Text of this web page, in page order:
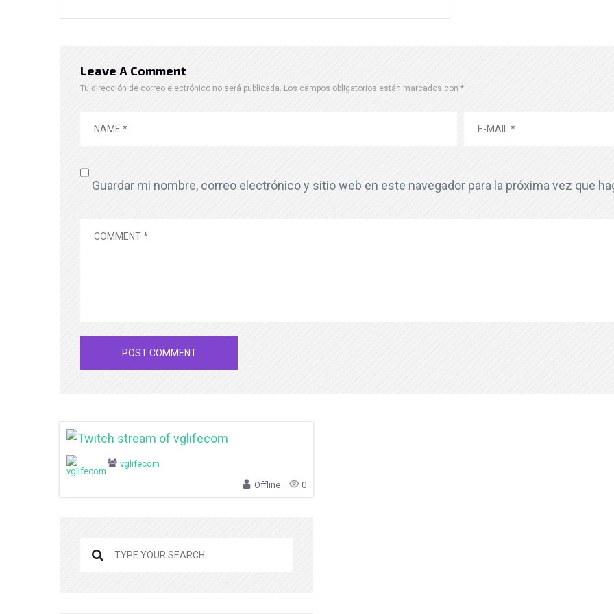
Leave A Comment
Tu dirección de correo electrónico no será publicada. Los campos obligatorios están marcados con *
Guardar mi nombre, correo electrónico y sitio web en este navegador para la próxima vez que
vglifecom
Offline 0